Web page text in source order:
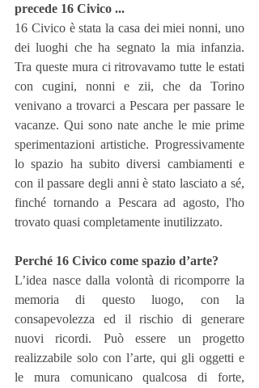
precede 16 Civico ...
16 Civico è stata la casa dei miei nonni, uno
dei luoghi che ha segnato la mia infanzia.
Tra queste mura ci ritrovavamo tutte le estati
con cugini, nonni e zii, che da Torino
venivano a trovarci a Pescara per passare le
vacanze. Qui sono nate anche le mie prime
sperimentazioni artistiche. Progressivamente
lo spazio ha subito diversi cambiamenti e
con il passare degli anni è stato lasciato a sé,
finché tornando a Pescara ad agosto, l'ho
trovato quasi completamente inutilizzato.
Perché 16 Civico come spazio d’arte?
L’idea nasce dalla volontà di ricomporre la
memoria di questo luogo, con la
consapevolezza ed il rischio di generare
nuovi ricordi. Può essere un progetto
realizzabile solo con l’arte, qui gli oggetti e
le mura comunicano qualcosa di forte,